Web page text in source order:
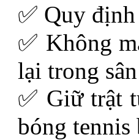
✅ Quy
✅ Không
lại trong sân
✅ Giữ trật
bóng tennis